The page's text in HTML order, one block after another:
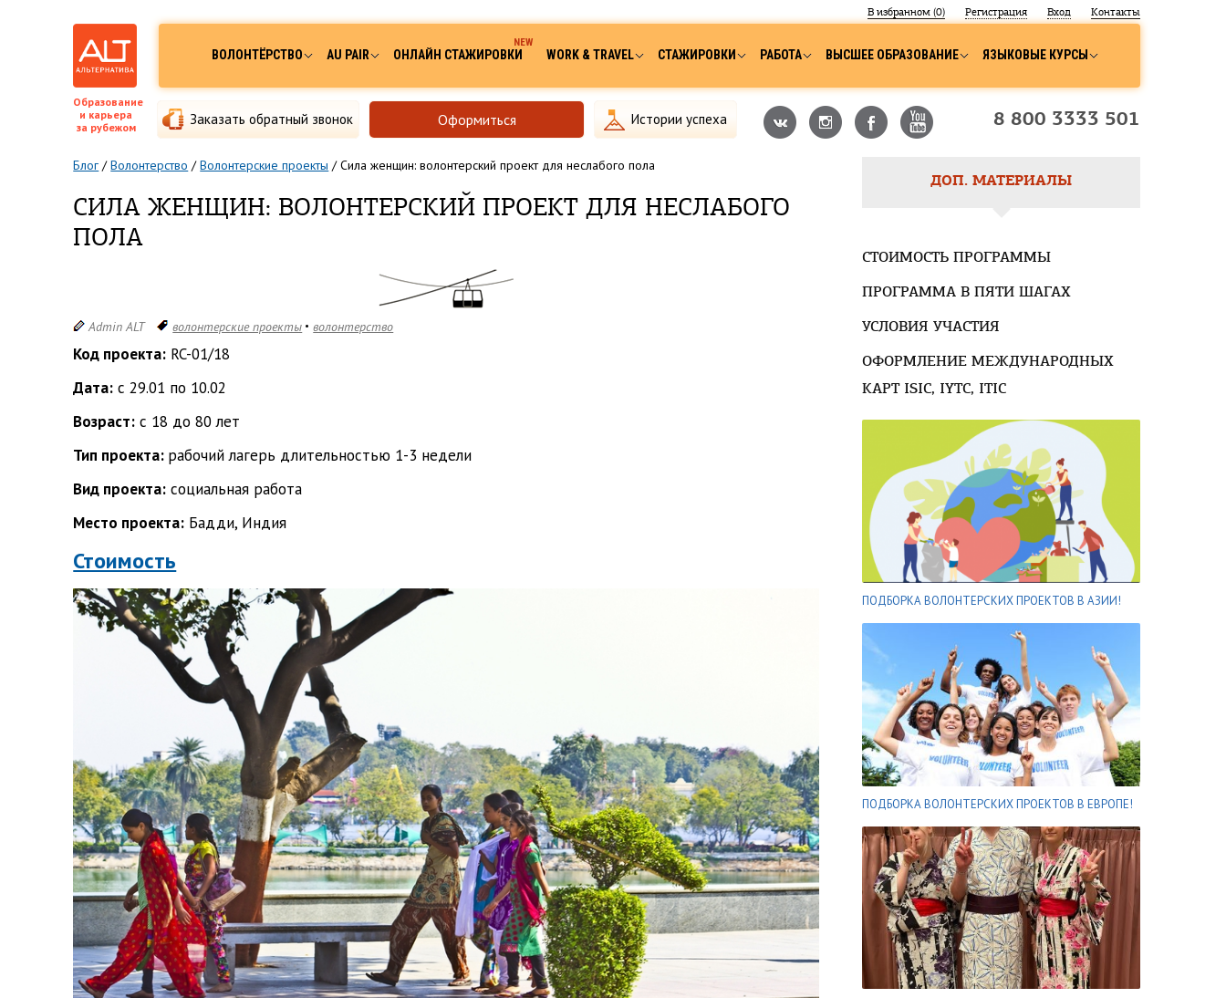
В избранном (0) Регистрация Вход Контакты
ВОЛОНТЁРСТВО AU PAIR ОНЛАЙН СТАЖИРОВКИ WORK & TRAVEL СТАЖИРОВКИ РАБОТА ВЫСШЕЕ ОБРАЗОВАНИЕ ЯЗЫКОВЫЕ КУРСЫ
Образование
и карьера
за рубежом
Заказать обратный звонок Оформиться Истории успеха 8 800 3333 501
Блог /Волонтерство /Волонтерские проекты /Сила женщин: волонтерский проект для неслабого пола
СИЛА ЖЕНЩИН: ВОЛОНТЕРСКИЙ ПРОЕКТ ДЛЯ НЕСЛАБОГО
ПОЛА
Admin ALT волонтерские проекты волонтерство
Код проекта: RC-01/18
Дата: с 29.01 по 10.02
Возраст: с 18 до 80 лет
Тип проекта: рабочий лагерь длительностью 1-3 недели
Вид проекта: социальная работа
Место проекта: Бадди, Индия
Стоимость
ДОП. МАТЕРИАЛЫ
СТОИМОСТЬ ПРОГРАММЫ
ПРОГРАММА В ПЯТИ ШАГАХ
УСЛОВИЯ УЧАСТИЯ
ОФОРМЛЕНИЕ МЕЖДУНАРОДНЫХ
КАРТ ISIC, IYTC, ITIC
ПОДБОРКА ВОЛОНТЕРСКИХ ПРОЕКТОВ В АЗИИ!
ПОДБОРКА ВОЛОНТЕРСКИХ ПРОЕКТОВ В ЕВРОПЕ!